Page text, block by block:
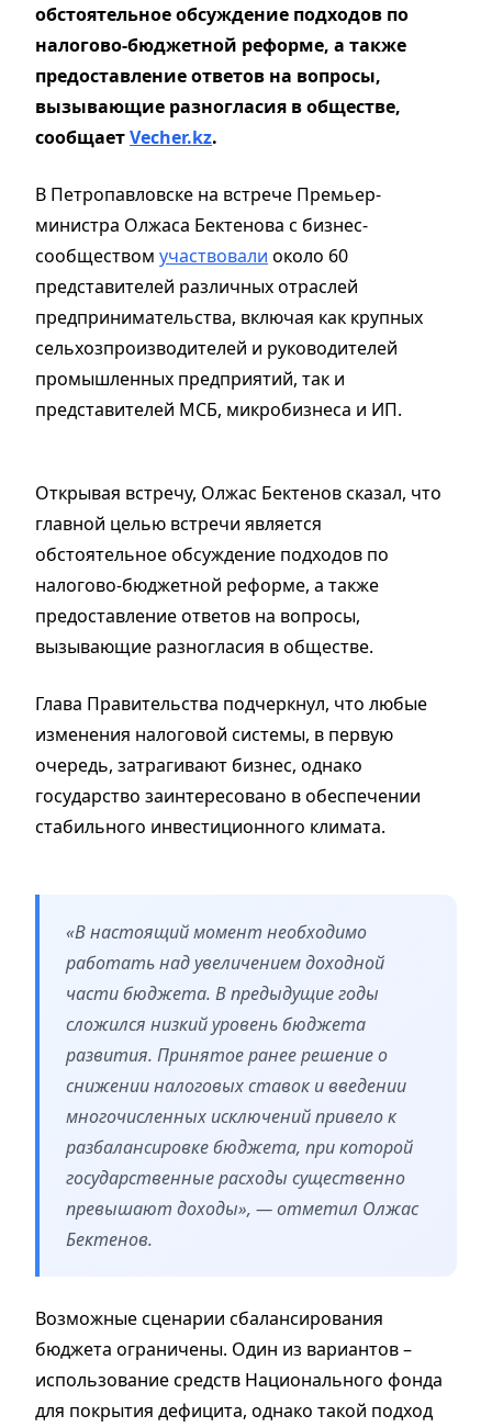
обстоятельное обсуждение подходов по
налогово-бюджетной реформе, а также
предоставление ответов на вопросы,
вызывающие разногласия в обществе,
сообщаетVecher.kz.
В Петропавловске на встрече Премьер-
министра Олжаса Бектенова с бизнес-
сообществом участвовали около 60
представителей различных отраслей
предпринимательства, включая как крупных
сельхозпроизводителей и руководителей
промышленных предприятий, так и
представителей МСБ, микробизнеса и ИП.
Открывая встречу, Олжас Бектенов сказал, что
главной целью встречи является
обстоятельное обсуждение подходов по
налогово-бюджетной реформе, а также
предоставление ответов на вопросы,
вызывающие разногласия в обществе.
Глава Правительства подчеркнул, что любые
изменения налоговой системы, в первую
очередь, затрагивают бизнес, однако
государство заинтересовано в обеспечении
стабильного инвестиционного климата.
«В настоящий момент необходимо
работать над увеличением доходной
части бюджета. В предыдущие годы
сложился низкий уровень бюджета
развития. Принятое ранее решение о
снижении налоговых ставок и введении
многочисленных исключений привело к
разбалансировке бюджета, при которой
государственные расходы существенно
превышают доходы», — отметил Олжас
Бектенов.
Возможные сценарии сбалансирования
бюджета ограничены. Один из вариантов –
использование средств Национального фонда
для покрытия дефицита, однако такой подход